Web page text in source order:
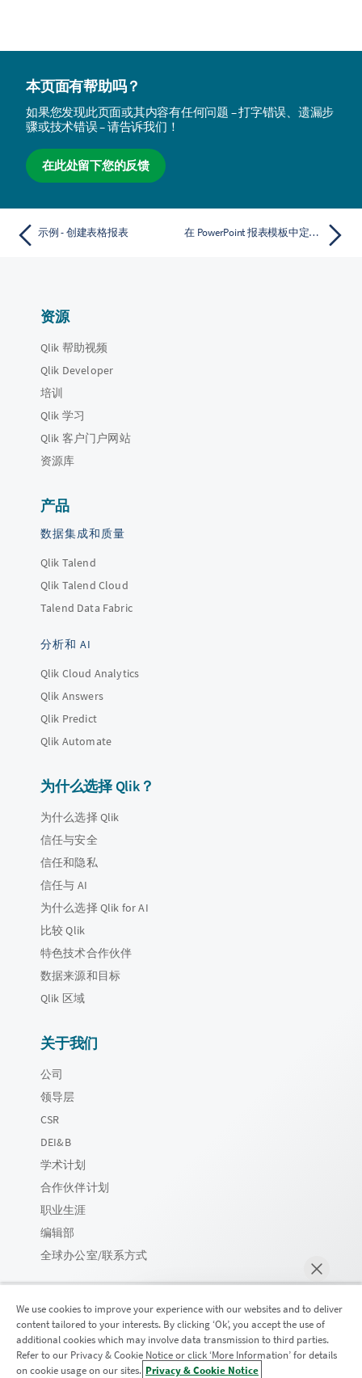
本页面有帮助吗？
如果您发现此页面或其内容有任何问题 – 打字错误、遗漏步
骤或技术错误 – 请告诉我们！
在此处留下您的反馈
示例 - 创建表格报表 在 PowerPoint 报表模板中定义页面
资源
Qlik 帮助视频
Qlik Developer
培训
Qlik 学习
Qlik 客户门户网站
资源库
产品
数据集成和质量
Qlik Talend
Qlik Talend Cloud
Talend Data Fabric
分析和 AI
Qlik Cloud Analytics
Qlik Answers
Qlik Predict
Qlik Automate
为什么选择 Qlik？
为什么选择 Qlik
信任与安全
信任和隐私
信任与 AI
为什么选择 Qlik for AI
比较 Qlik
特色技术合作伙伴
数据来源和目标
Qlik 区域
关于我们
公司
领导层
CSR
DEI&B
学术计划
合作伙伴计划
职业生涯
编辑部
全球办公室/联系方式
Qlik 社区
We use cookies to improve your experience with our websites and to deliver
content tailored to your interests. By clicking ‘Ok’, you accept the use of
additional cookies which may involve data transmission to third parties.
Refer to our Privacy & Cookie Notice or click ‘More Information’ for details
on cookie usage on our sites. Privacy & Cookie Notice